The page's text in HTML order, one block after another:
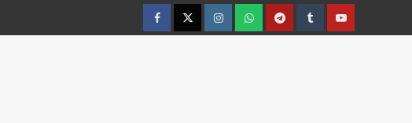
FacebookTwitterInstagramWhatsappTelegramTumblrYouTube